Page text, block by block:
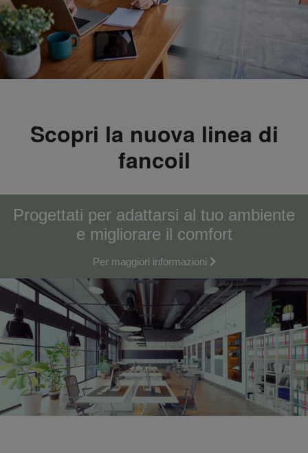
Scopri la nuova linea di
fancoil
Progettati per adattarsi al tuo ambiente
e migliorare il comfort
Per maggiori informazioni